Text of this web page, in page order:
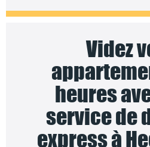
Videz
heures
service de
express à